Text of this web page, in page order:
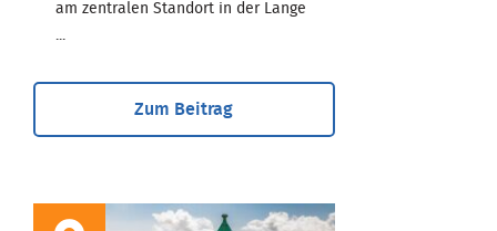
am zentralen Standort in der Lange
...
Zum Beitrag